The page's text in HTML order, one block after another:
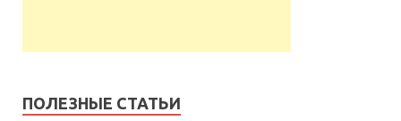
ПОЛЕЗНЫЕ СТАТЬИ